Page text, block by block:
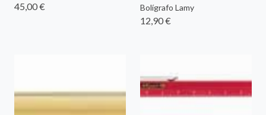
45,00 € Bolígrafo Lamy
12,90 €